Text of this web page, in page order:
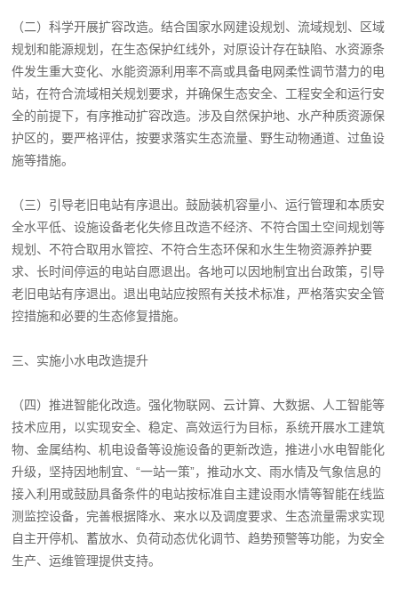
（二）科学开展扩容改造。结合国家水网建设规划、流域规划、区域
规划和能源规划，在生态保护红线外，对原设计存在缺陷、水资源条
件发生重大变化、水能资源利用率不高或具备电网柔性调节潜力的电
站，在符合流域相关规划要求，并确保生态安全、工程安全和运行安
全的前提下，有序推动扩容改造。涉及自然保护地、水产种质资源保
护区的，要严格评估，按要求落实生态流量、野生动物通道、过鱼设
施等措施。
（三）引导老旧电站有序退出。鼓励装机容量小、运行管理和本质安
全水平低、设施设备老化失修且改造不经济、不符合国土空间规划等
规划、不符合取用水管控、不符合生态环保和水生生物资源养护要
求、长时间停运的电站自愿退出。各地可以因地制宜出台政策，引导
老旧电站有序退出。退出电站应按照有关技术标准，严格落实安全管
控措施和必要的生态修复措施。
三、实施小水电改造提升
（四）推进智能化改造。强化物联网、云计算、大数据、人工智能等
技术应用，以实现安全、稳定、高效运行为目标，系统开展水工建筑
物、金属结构、机电设备等设施设备的更新改造，推进小水电智能化
升级，坚持因地制宜、“一站一策”，推动水文、雨水情及气象信息的
接入利用或鼓励具备条件的电站按标准自主建设雨水情等智能在线监
测监控设备，完善根据降水、来水以及调度要求、生态流量需求实现
自主开停机、蓄放水、负荷动态优化调节、趋势预警等功能，为安全
生产、运维管理提供支持。